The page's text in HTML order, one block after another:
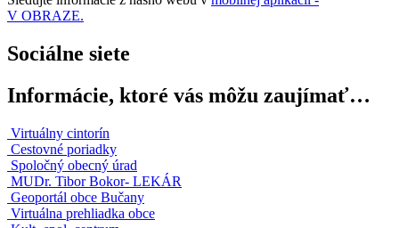
V OBRAZE.
Sociálne siete
Informácie, ktoré vás môžu zaujímať…
Virtuálny cintorín
Cestovné poriadky
Spoločný obecný úrad
MUDr. Tibor Bokor- LEKÁR
Geoportál obce Bučany
Virtuálna prehliadka obce